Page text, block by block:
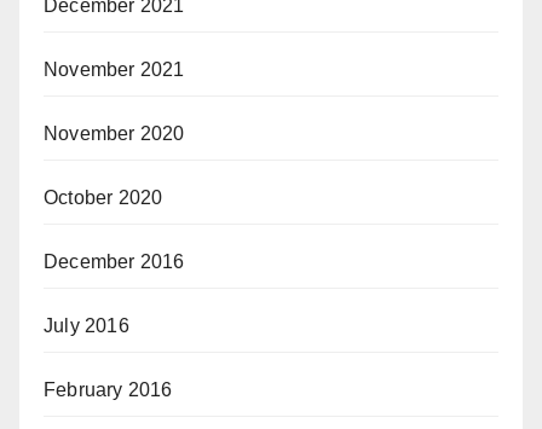
December 2021
November 2021
November 2020
October 2020
December 2016
July 2016
February 2016